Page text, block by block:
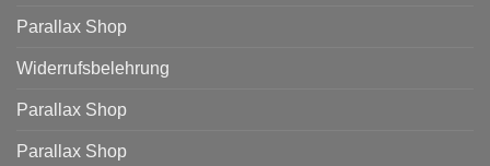
Parallax Shop
Widerrufsbelehrung
Parallax Shop
Parallax Shop